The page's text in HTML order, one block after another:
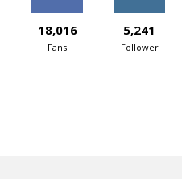
18,016
Fans
5,241
Follower